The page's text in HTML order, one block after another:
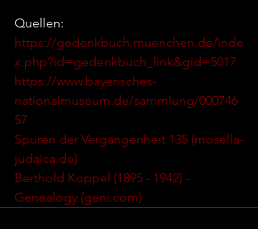
Quellen:
https://gedenkbuch.muenchen.de/inde
x.php?id=gedenkbuch_link&gid=5017
https://www.bayerisches-
nationalmuseum.de/sammlung/000746
57
Spuren der Vergangenheit 135 (mosella-
judaica.de)
Berthold Koppel (1895 - 1942) -
Genealogy (geni.com)